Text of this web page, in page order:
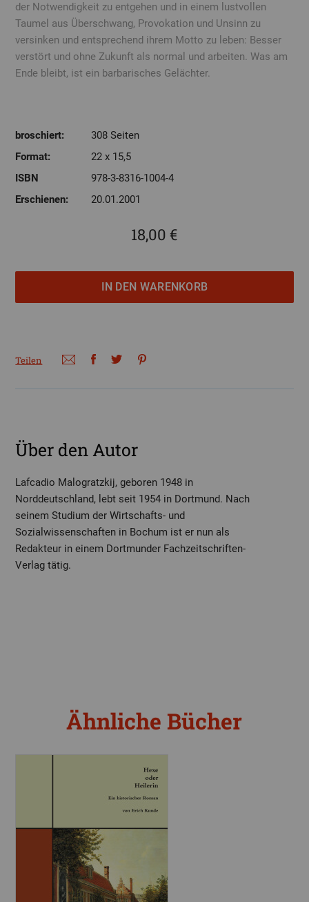
der Notwendigkeit zu entgehen und in einem lustvollen
Taumel aus Überschwang, Provokation und Unsinn zu
versinken und entsprechend ihrem Motto zu leben: Besser
verstört und ohne Zukunft als normal und arbeiten. Was am
Ende bleibt, ist ein barbarisches Gelächter.
broschiert:
308 Seiten
Format:
22 x 15,5
ISBN
978-3-8316-1004-4
Erschienen:
20.01.2001
18,00 €
Teilen
Über den Autor
Lafcadio Malogratzkij, geboren 1948 in
Norddeutschland, lebt seit 1954 in Dortmund. Nach
seinem Studium der Wirtschafts- und
Sozialwissenschaften in Bochum ist er nun als
Redakteur in einem Dortmunder Fachzeitschriften-
Verlag tätig.
Ähnliche Bücher